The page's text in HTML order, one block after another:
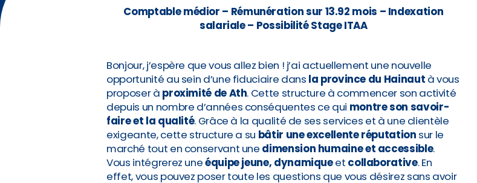
Comptable médior – Rémunération sur 13.92 mois – Indexation
salariale – Possibilité Stage ITAA
Bonjour, j’espère que vous allez bien ! j’ai actuellement une nouvelle
opportunité au sein d’une fiduciaire dans la province du Hainaut à vous
proposer à proximité de Ath. Cette structure à commencer son activité
depuis un nombre d’années conséquentes ce qui montre son savoir-
faire et la qualité. Grâce à la qualité de ses services et à une clientèle
exigeante, cette structure a su bâtir une excellente réputation sur le
marché tout en conservant une dimension humaine et accessible.
Vous intégrerez uneéquipe jeune, dynamiqueet collaborative. En
effet, vous pouvez poser toute les questions que vous désirez sans avoir